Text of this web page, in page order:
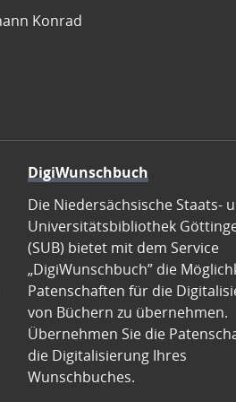
Konrad
DigiWunschbuch
Die Niedersächsische Staats-
Universitätsbibliothek
(SUB) bietet mit dem Service
„DigiWunschbuch” die
Patenschaften für die
von Büchern zu übernehmen.
Übernehmen Sie die
die Digitalisierung Ihres
Wunschbuches.